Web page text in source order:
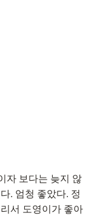
자 보다는 늦지 않
. 엄청 좋았다. 정
서 도영이가 좋아